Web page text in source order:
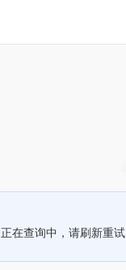
正在查询中，请刷新重试